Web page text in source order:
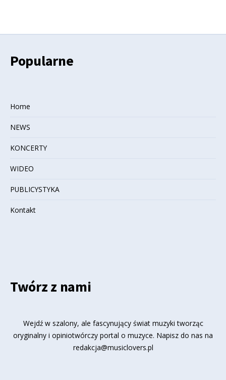
Popularne
Home
NEWS
KONCERTY
WIDEO
PUBLICYSTYKA
Kontakt
Twórz z nami
Wejdź w szalony, ale fascynujący świat muzyki tworząc
oryginalny i opiniotwórczy portal o muzyce. Napisz do nas na
redakcja@musiclovers.pl